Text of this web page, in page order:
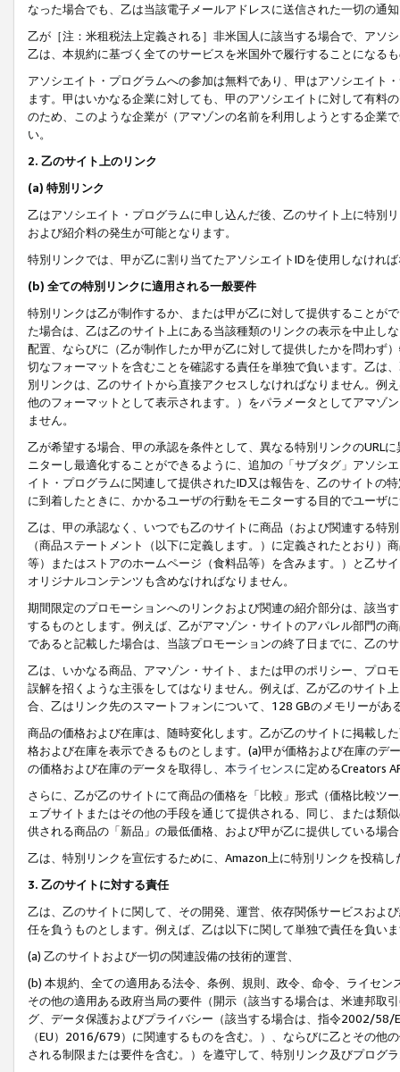
なった場合でも、乙は当該電子メールアドレスに送信された一切の通
乙が［注：米租税法上定義される］非米国人に該当する場合で、アソ
乙は、本規約に基づく全てのサービスを米国外で履行することになる
アソシエイト・プログラムへの参加は無料であり、甲はアソシエイト
ます。甲はいかなる企業に対しても、甲のアソシエイトに対して有料
のため、このような企業が（アマゾンの名前を利用しようとする企業
い。
2. 乙のサイト上のリンク
(a) 特別リンク
乙はアソシエイト・プログラムに申し込んだ後、乙のサイト上に特別
および紹介料の発生が可能となります。
特別リンクでは、甲が乙に割り当てたアソシエイトIDを使用しなけれ
(b) 全ての特別リンクに適用される一般要件
特別リンクは乙が制作するか、または甲が乙に対して提供することが
た場合は、乙は乙のサイト上にある当該種類のリンクの表示を中止し
配置、ならびに（乙が制作したか甲が乙に対して提供したかを問わず
切なフォーマットを含むことを確認する責任を単独で負います。乙は
別リンクは、乙のサイトから直接アクセスしなければなりません。例
他のフォーマットとして表示されます。）をパラメータとしてアマゾ
ません。
乙が希望する場合、甲の承認を条件として、異なる特別リンクのURL
ニターし最適化することができるように、追加の「サブタグ」アソシ
イト・プログラムに関連して提供されたID又は報告を、乙のサイトの
に到着したときに、かかるユーザの行動をモニターする目的でユーザ
乙は、甲の承認なく、いつでも乙のサイトに商品（および関連する特
（商品ステートメント（以下に定義します。）に定義されたとおり
等）またはストアのホームページ（食料品等）を含みます。）と乙サ
オリジナルコンテンツも含めなければなりません。
期間限定のプロモーションへのリンクおよび関連の紹介部分は、該当
するものとします。例えば、乙がアマゾン・サイトのアパレル部門の
であると記載した場合は、当該プロモーションの終了日までに、乙の
乙は、いかなる商品、アマゾン・サイト、または甲のポリシー、プロ
誤解を招くような主張をしてはなりません。例えば、乙が乙のサイト
合、乙はリンク先のスマートフォンについて、128 GBのメモリーがあ
商品の価格および在庫は、随時変化します。乙が乙のサイトに掲載し
格および在庫を表示できるものとします。(a)甲が価格および在庫の
の価格および在庫のデータを取得し、 本ライセンスに定めるCreators
さらに、乙が乙のサイトにて商品の価格を「比較」形式（価格比較ツ
ェブサイトまたはその他の手段を通じて提供される、同じ、または類
供される商品の「新品」の最低価格、および甲が乙に提供している場
乙は、特別リンクを宣伝するために、Amazon上に特別リンクを投稿
3. 乙のサイトに対する責任
乙は、乙のサイトに関して、その開発、運営、依存関係サービスおよ
任を負うものとします。例えば、乙は以下に関して単独で責任を負い
(a) 乙のサイトおよび一切の関連設備の技術的運営、
(b) 本規約、全ての適用ある法令、条例、規則、政令、命令、ライセ
その他の適用ある政府当局の要件（開示（該当する場合は、米連邦取
グ、データ保護およびプライバシー（該当する場合は、指令2002/58/
（EU）2016/679）に関連するものを含む。）、ならびに乙とその他
される制限または要件を含む。）を遵守して、特別リンク及びプログ